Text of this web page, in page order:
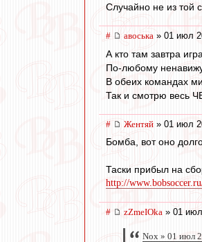
Случайно не из той
# авоська » 01 июл
А кто там завтра
По-любому ненавижу
В обеих командах
Так и смотрю весь
# Жентяй » 01 июл
Бомба, вот оно
Таски прибыл на
http://
# zZmeIOka » 01
Nox » 01 июл